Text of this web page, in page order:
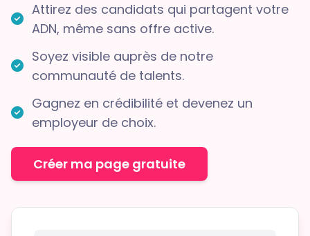
Attirez des candidats qui partagent votre
ADN, même sans offre active.
Soyez visible auprès de notre
communauté de talents.
Gagnez en crédibilité et devenez un
employeur de choix.
Créer ma page gratuite